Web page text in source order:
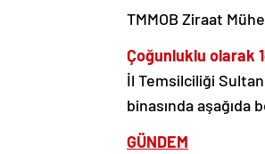
TMMOB Ziraat
Çoğunluklu olarak
İl Temsilciliği
binasında
GÜNDEM